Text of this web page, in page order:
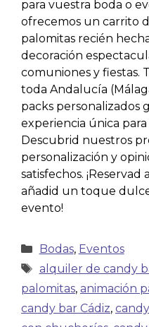
para vuestra boda o
ofrecemos un carrito
palomitas recién
decoración
comuniones y fiestas.
toda Andalucía
packs personalizados
experiencia única
Descubrid nuestros
personalización y
satisfechos.
añadid un toque
evento!
Bodas, Eventos
alquiler de candy
palomitas, animación
candy bar Cádiz,